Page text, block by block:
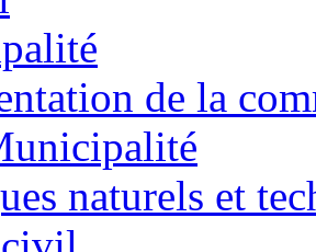
de la
naturels et